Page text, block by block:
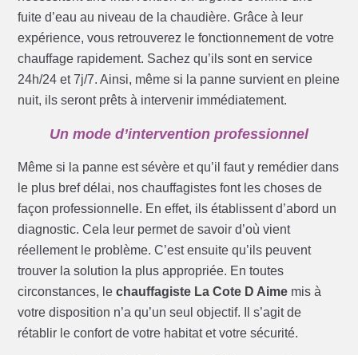
fuite d’eau au niveau de la chaudière. Grâce à leur
expérience, vous retrouverez le fonctionnement de votre
chauffage rapidement. Sachez qu’ils sont en service
24h/24 et 7j/7. Ainsi, même si la panne survient en pleine
nuit, ils seront prêts à intervenir immédiatement.
Un mode d’intervention professionnel
Même si la panne est sévère et qu’il faut y remédier dans
le plus bref délai, nos chauffagistes font les choses de
façon professionnelle. En effet, ils établissent d’abord un
diagnostic. Cela leur permet de savoir d’où vient
réellement le problème. C’est ensuite qu’ils peuvent
trouver la solution la plus appropriée. En toutes
circonstances, lechauffagiste La Cote D Aime mis à
votre disposition n’a qu’un seul objectif. Il s’agit de
rétablir le confort de votre habitat et votre sécurité.